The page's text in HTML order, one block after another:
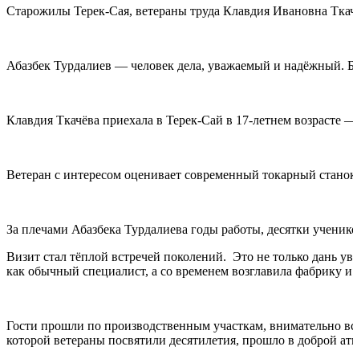
Старожилы Терек-Сая, ветераны труда Клавдия Ивановна
Абазбек Турдалиев — человек дела, уважаемый и
Клавдия Ткачёва приехала в Терек-Сай в 17-летнем
Ветеран с интересом оценивает современный токарный
За плечами Абазбека Турдалиева годы работы, десятки
Визит стал тёплой встречей поколений. Это не только
как обычный специалист, а со временем возглавила фабрику
Гости прошли по производственным участкам, внимательно
которой ветераны посвятили десятилетия, прошло в доброй